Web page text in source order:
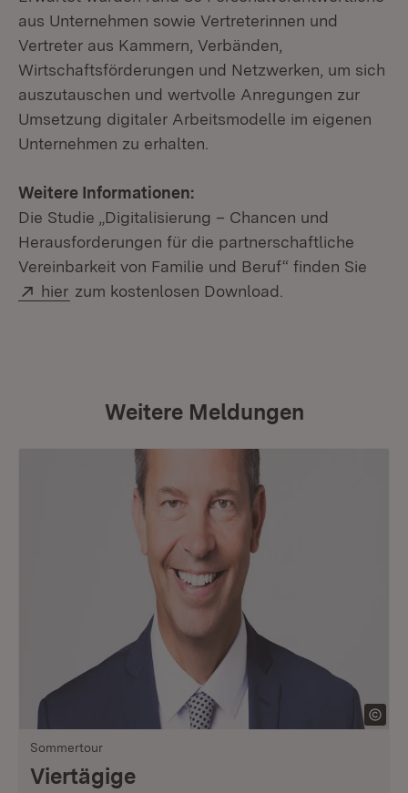
aus Unternehmen sowie Vertreterinnen und
Vertreter aus Kammern, Verbänden,
Wirtschaftsförderungen und Netzwerken, um sich
auszutauschen und wertvolle Anregungen zur
Umsetzung digitaler Arbeitsmodelle im eigenen
Unternehmen zu erhalten.
Weitere Informationen:
Die Studie „Digitalisierung – Chancen und
Herausforderungen für die partnerschaftliche
Vereinbarkeit von Familie und Beruf“ finden Sie
Extern:
hier (Öffnet in neuem Fenster)
zum kostenlosen Download.
Weitere Meldungen
Sommertour
Viertägige